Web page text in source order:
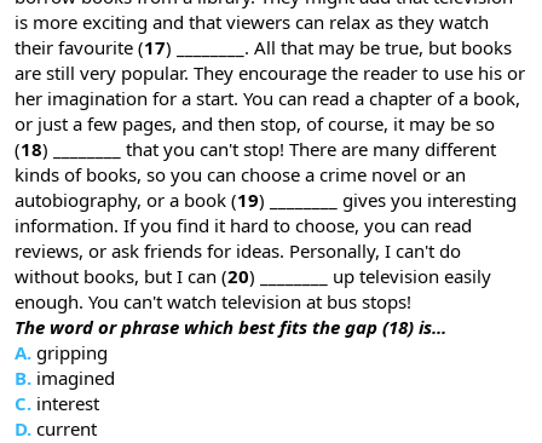
is more exciting and that viewers can relax as they watch
their favourite (17) ________. All that may be true, but books
are still very popular. They encourage the reader to use his or
her imagination for a start. You can read a chapter of a book,
or just a few pages, and then stop, of course, it may be so
(18) ________ that you can't stop! There are many different
kinds of books, so you can choose a crime novel or an
autobiography, or a book (19) ________ gives you interesting
information. If you find it hard to choose, you can read
reviews, or ask friends for ideas. Personally, I can't do
without books, but I can (20) ________ up television easily
enough. You can't watch television at bus stops!
The word or phrase which best fits the gap (18) is...
A. gripping
B. imagined
C. interest
D. current